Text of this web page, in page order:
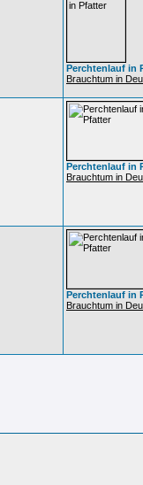
Perchtenlauf in
Brauchtum in
Perchtenlauf in
Brauchtum in
Perchtenlauf in
Brauchtum in